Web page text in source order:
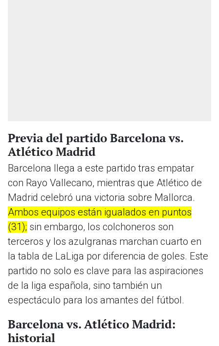
Previa del partido Barcelona vs.
Atlético Madrid
Barcelona llega a este partido tras empatar
con Rayo Vallecano, mientras que Atlético de
Madrid celebró una victoria sobre Mallorca.
Ambos equipos están igualados en puntos
(31); sin embargo, los colchoneros son
terceros y los azulgranas marchan cuarto en
la tabla de LaLiga por diferencia de goles. Este
partido no solo es clave para las aspiraciones
de la liga española, sino también un
espectáculo para los amantes del fútbol.
Barcelona vs. Atlético Madrid:
historial